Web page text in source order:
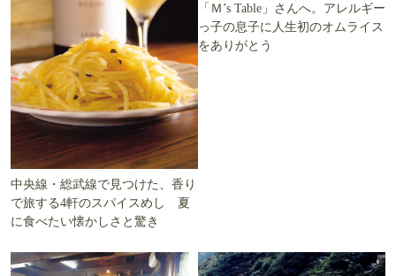
中央線・総武線で見つけた、香り
で旅する4軒のスパイスめし 夏
に食べたい懐かしさと驚き
「Ｍ’s Table」さんへ。アレルギー
っ子の息子に人生初のオムライス
をありがとう